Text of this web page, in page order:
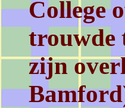
College
trouwde
zijn